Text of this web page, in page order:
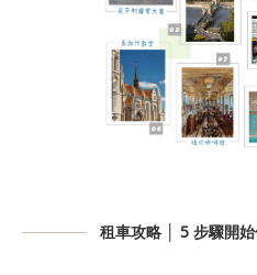
租車攻略 │ 5 步驟開